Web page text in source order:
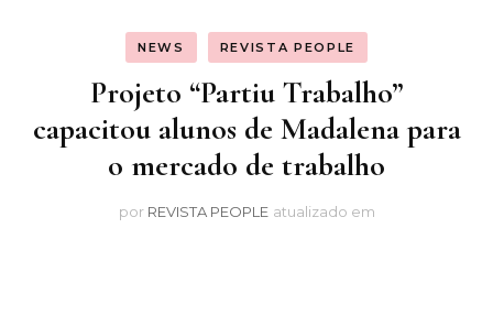
NEWS REVISTA PEOPLE
Projeto “Partiu Trabalho”
capacitou alunos de Madalena para
o mercado de trabalho
por REVISTA PEOPLE atualizado em